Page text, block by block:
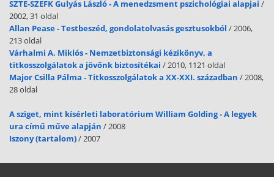
valójában a tevékenységet gyakorolja, tárgyesetben áll, vagy von +
részes eset szerkezetben. Ebben az esetben a „lassen” ige úgy
viselkedik, mint egy módbeli segédige Ez azt jelenti, hogy ezek a
Perfekt alakjukat dupla Infinitivvel képezik, tehát a segéd- és a fõige
fõnévi igenévi formában áll. Ich habe ein Kleid nähen lassen. Er hat
das Auto waschen lassen
SZTE-SZEFK Gulyás László - A menedzsment pszichológiai alapjai /
2002, 31 oldal
Allan Pease - Testbeszéd, gondolatolvasás gesztusokból / 2006,
213 oldal
Várhalmi A. Miklós - Nemzetbiztonsági kézikönyv, a
titkosszolgálatok a jövőnk biztosítékai / 2010, 1121 oldal
Major Csilla Pálma - Titkosszolgálatok a XX-XXI. században / 2008,
28 oldal
A sziget, mint kísérleti laboratórium William Golding - A legyek
ura című műve alapján / 2008
Iszony (tartalom)/ 2007